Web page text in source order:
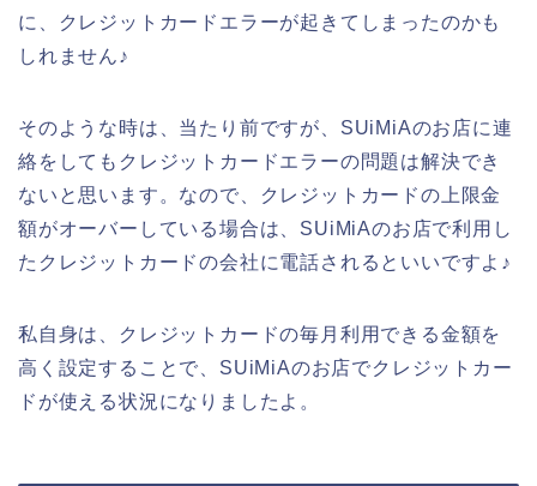
に、クレジットカードエラーが起きてしまったのかも
しれません♪
そのような時は、当たり前ですが、SUiMiAのお店に連
絡をしてもクレジットカードエラーの問題は解決でき
ないと思います。なので、クレジットカードの上限金
額がオーバーしている場合は、SUiMiAのお店で利用し
たクレジットカードの会社に電話されるといいですよ♪
私自身は、クレジットカードの毎月利用できる金額を
高く設定することで、SUiMiAのお店でクレジットカー
ドが使える状況になりましたよ。